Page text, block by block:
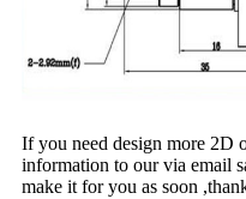
If you need design more 2D
information to our via email
make it for you as soon